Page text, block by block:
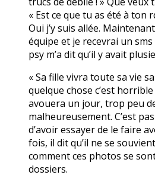
« Est ce que tu as été à ton
Oui j’y suis allée.
équipe et je recevrai un
psy m’a dit qu’il y avait
« Sa fille vivra toute sa vie
quelque chose c’est horrible
avouera un jour, trop peu
malheureusement. C’est
d’avoir essayer de le faire
fois, il dit qu’il ne se
comment ces photos se
dossiers.